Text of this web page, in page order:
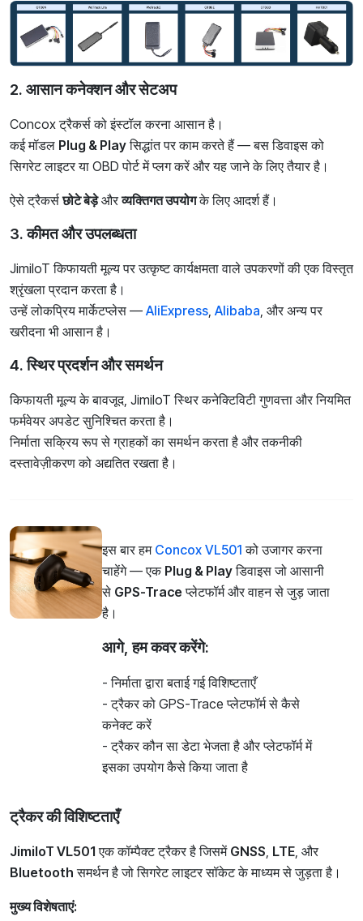
2. आसान कनेक्शन और सेटअप
Concox ट्रैकर्स को इंस्टॉल करना आसान है।
कई मॉडल Plug & Playसिद्धांत पर काम करते हैं — बस डिवाइस को
सिगरेट लाइटर या OBD पोर्ट में प्लग करें और यह जाने के लिए तैयार है।
ऐसे ट्रैकर्सछोटे बेड़ेऔरव्यक्तिगत उपयोगके लिए आदर्श हैं।
3. कीमत और उपलब्धता
JimiIoT किफायती मूल्य पर उत्कृष्ट कार्यक्षमता वाले उपकरणों की एक विस्तृत
श्रृंखला प्रदान करता है।
उन्हें लोकप्रिय मार्केटप्लेस — AliExpress Alibaba , और अन्य पर
खरीदना भी आसान है।
4. स्थिर प्रदर्शन और समर्थन
किफायती मूल्य के बावजूद, JimiIoT स्थिर कनेक्टिविटी गुणवत्ता और नियमित
फर्मवेयर अपडेट सुनिश्चित करता है।
निर्माता सक्रिय रूप से ग्राहकों का समर्थन करता है और तकनीकी
दस्तावेज़ीकरण को अद्यतित रखता है।
इस बार हम Concox VL501 को उजागर करना
चाहेंगे — एक Plug & Playडिवाइस जो आसानी
से GPS-Trace प्लेटफॉर्म और वाहन से जुड़ जाता
है।
आगे, हम कवर करेंगे:
- निर्माता द्वारा बताई गई विशिष्टताएँ
- ट्रैकर को GPS-Trace प्लेटफॉर्म से कैसे
कनेक्ट करें
- ट्रैकर कौन सा डेटा भेजता है और प्लेटफॉर्म में
इसका उपयोग कैसे किया जाता है
ट्रैकर की विशिष्टताएँ
JimiIoT VL501 एक कॉम्पैक्ट ट्रैकर है जिसमें GNSS LTE , और
Bluetooth समर्थन है जो सिगरेट लाइटर सॉकेट के माध्यम से जुड़ता है।
मुख्य विशेषताएं: